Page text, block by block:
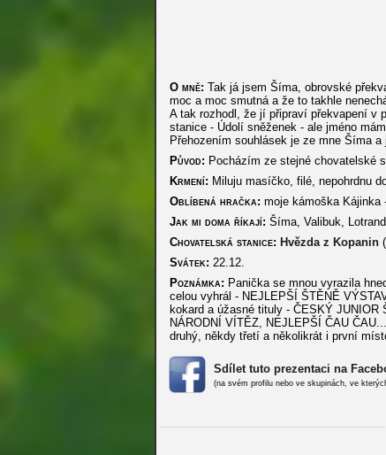
O mně: Tak já jsem Šíma, obrovské
moc a moc smutná a že to takhle
A tak rozhodl, že jí připraví překvapení v
stanice - Údolí sněženek - ale jméno
Přehozením souhlásek je ze mne Šíma
Původ: Pocházím ze stejné chovatelské
Krmení: Miluju masíčko, filé, nepohrdnu
Oblíbená hračka: moje kámoška Kájinka
Jak mi doma říkají: Šíma, Valibuk,
Chovatelská stanice: Hvězda z Kopanin
Svátek: 22.12.
Poznámka: Panička se mnou vyrazila
celou vyhrál - NEJLEPŠÍ ŠTĚNĚ
kokard a úžasné tituly - ČESKÝ
NÁRODNÍ VÍTĚZ, NEJLEPŠÍ ČAU
druhý, někdy třetí a několikrát i první
Sdílet tuto prezentaci na
(na svém profilu nebo ve skupinách, ve